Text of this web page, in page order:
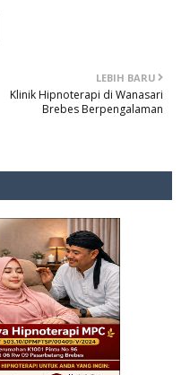
LEBIH BARU
Klinik Hipnoterapi di Wanasari
Brebes Berpengalaman